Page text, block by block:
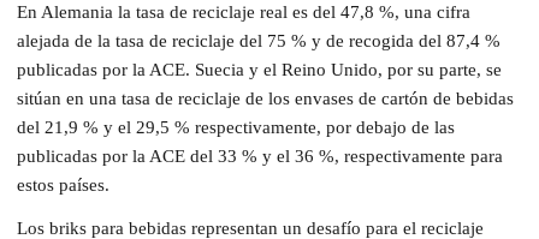
En Alemania la tasa de reciclaje real es del 47,8 %, una cifra
alejada de la tasa de reciclaje del 75 % y de recogida del 87,4 %
publicadas por la ACE. Suecia y el Reino Unido, por su parte, se
sitúan en una tasa de reciclaje de los envases de cartón de bebidas
del 21,9 % y el 29,5 % respectivamente, por debajo de las
publicadas por la ACE del 33 % y el 36 %, respectivamente para
estos países.
Los briks para bebidas representan un desafío para el reciclaje